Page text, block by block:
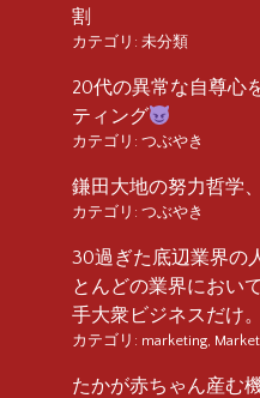
割
カテゴリ: 未分類
20代の異常な自尊心
ティング
カテゴリ: つぶやき
鎌田大地の努力哲学
カテゴリ: つぶやき
30過ぎた底辺業界の
とんどの業界におい
手大衆ビジネスだけ。
カテゴリ: marketing,
たかが赤ちゃん産む